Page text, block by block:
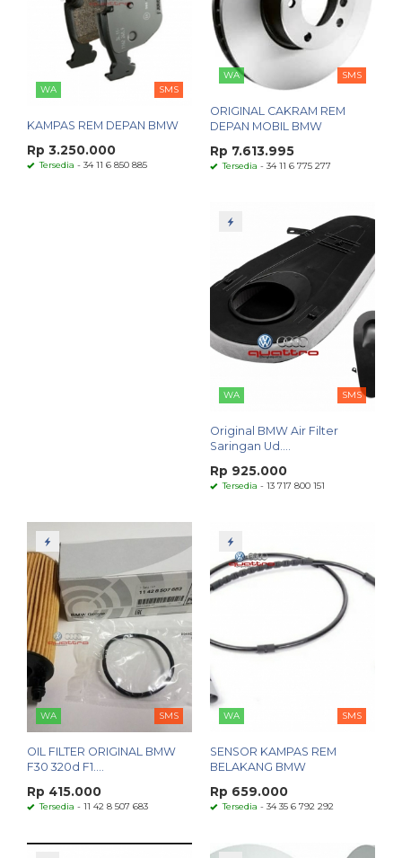
WA SMS
KAMPAS REM DEPAN BMW
Rp 3.250.000
Tersedia - 34 11 6 850 885
WA SMS
ORIGINAL CAKRAM REM
DEPAN MOBIL BMW
Rp 7.613.995
Tersedia - 34 11 6 775 277
WA SMS
Original BMW Air Filter
Saringan Ud....
Rp 925.000
Tersedia - 13 717 800 151
WA SMS
OIL FILTER ORIGINAL BMW
F30 320d F1....
Rp 415.000
Tersedia - 11 42 8 507 683
WA SMS
SENSOR KAMPAS REM
BELAKANG BMW
Rp 659.000
Tersedia - 34 35 6 792 292